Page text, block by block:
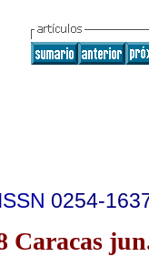
ISSN 0254-
Caracas